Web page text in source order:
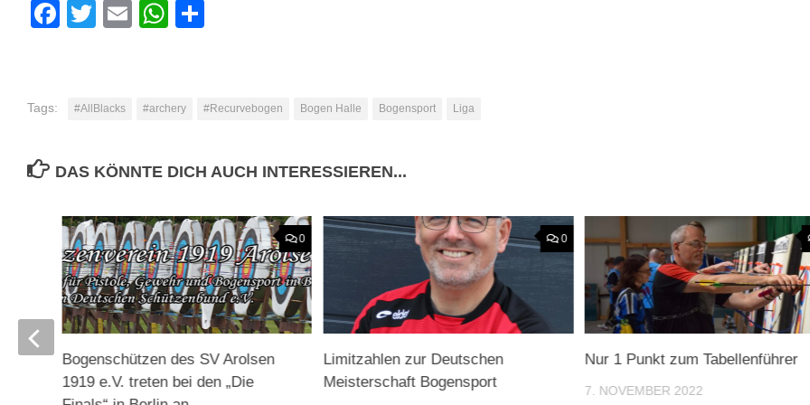
Facebook
TwitterEmailWhatsApp
Tags: #AllBlacks #archery #Recurvebogen Bogen Halle Bogensport Liga
DAS KÖNNTE DICH AUCH INTERESSIEREN...
0
Limitzahlen zur Deutschen
Meisterschaft Bogensport
Nur 1 Punkt zum Tabellenführer
7. NOVEMBER 2022
0
Bogenschützen des SV Arolsen
1919 e.V. treten bei den „Die